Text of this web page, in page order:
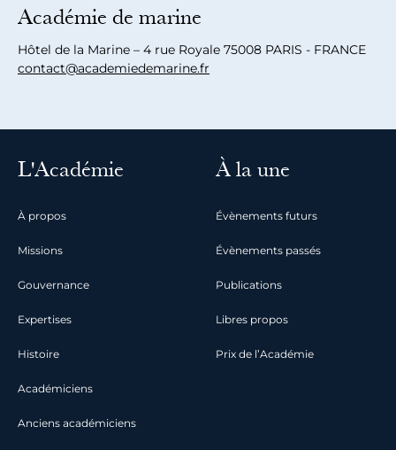
Académie de marine
Hôtel de la Marine – 4 rue Royale 75008 PARIS - FRANCE
contact@academiedemarine.fr
L'Académie
À propos
Missions
Gouvernance
Expertises
Histoire
Académiciens
Anciens académiciens
À la une
Évènements futurs
Évènements passés
Publications
Libres propos
Prix de l’Académie